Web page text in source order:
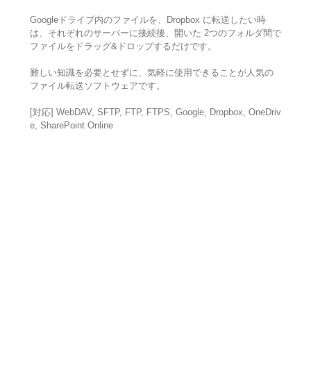
Googleドライブ内のファイルを、Dropbox に転送したい時
は、それぞれのサーバーに接続後、開いた 2つのフォルダ間で
ファイルをドラッグ&ドロップするだけです。
難しい知識を必要とせずに、気軽に使用できることが人気の
ファイル転送ソフトウェアです。
[対応] WebDAV, SFTP, FTP, FTPS, Google, Dropbox, OneDriv
e, SharePoint Online